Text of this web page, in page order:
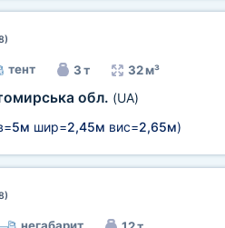
тент 3 т 32 м³
обл. (UA)
5м шир=2,45м вис=2,65м)